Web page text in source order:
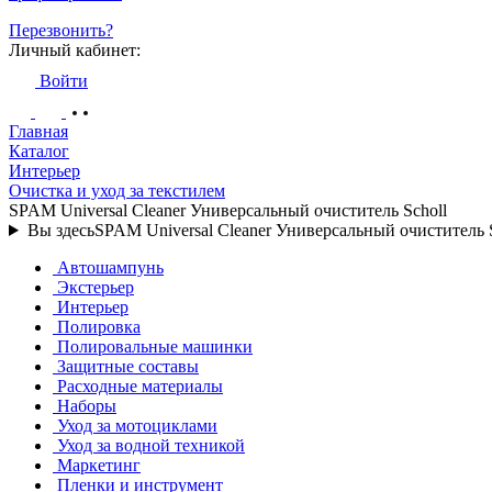
Перезвонить?
Личный кабинет:
Войти
Главная
Каталог
Интерьер
Очистка и уход за текстилем
SPAM Universal Cleaner Универсальный очиститель Scholl
Вы здесьSPAM Universal Cleaner Универсальный очиститель
Автошампунь
Экстерьер
Интерьер
Полировка
Полировальные машинки
Защитные составы
Расходные материалы
Наборы
Уход за мотоциклами
Уход за водной техникой
Маркетинг
Пленки и инструмент